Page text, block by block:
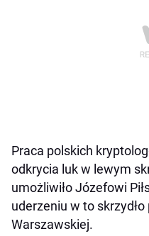
Praca polskich
odkrycia luk w lewym
umożliwiło Józefowi
uderzeniu w to
Warszawskiej.